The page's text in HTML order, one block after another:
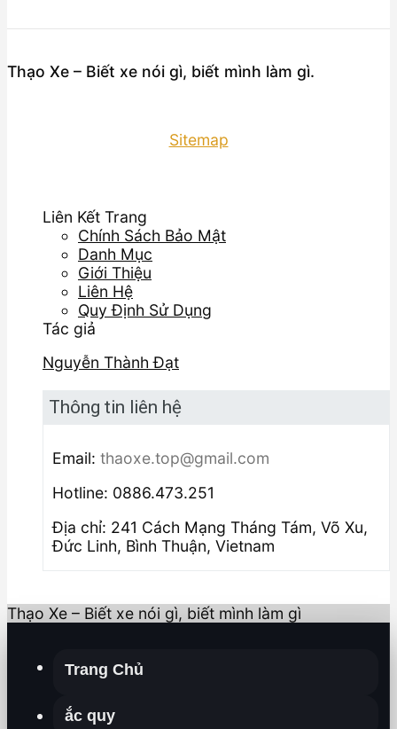
Thạo Xe – Biết xe nói gì, biết mình làm gì.
Sitemap
Liên Kết Trang
Chính Sách Bảo Mật
Danh Mục
Giới Thiệu
Liên Hệ
Quy Định Sử Dụng
Tác giả
Nguyễn Thành Đạt
Thông tin liên hệ
Email: thaoxe.top@gmail.com
Hotline: 0886.473.251
Địa chỉ: 241 Cách Mạng Tháng Tám, Võ Xu,
Đức Linh, Bình Thuận, Vietnam
Thạo Xe – Biết xe nói gì, biết mình làm gì
Trang Chủ
ắc quy